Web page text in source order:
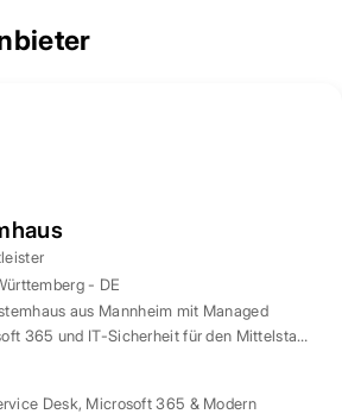
- DE
aus Mannheim mit Managed
365 und IT-Sicherheit für den Mittelstand
Desk, Microsoft 365 & Modern